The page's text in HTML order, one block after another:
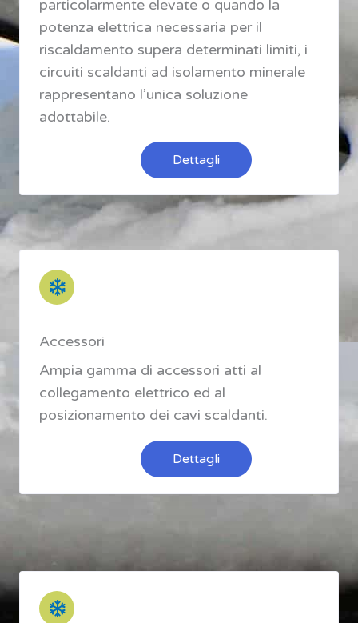
particolarmente elevate o quando la
potenza elettrica necessaria per il
riscaldamento supera determinati limiti, i
circuiti scaldanti ad isolamento minerale
rappresentano l’unica soluzione
adottabile.
Dettagli
Accessori
Ampia gamma di accessori atti al
collegamento elettrico ed al
posizionamento dei cavi scaldanti.
Dettagli